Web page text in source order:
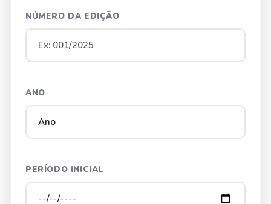
NÚMERO DA EDIÇÃO
ANO
PERÍODO INICIAL